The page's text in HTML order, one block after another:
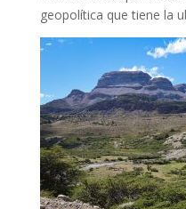
geopolítica que tiene la